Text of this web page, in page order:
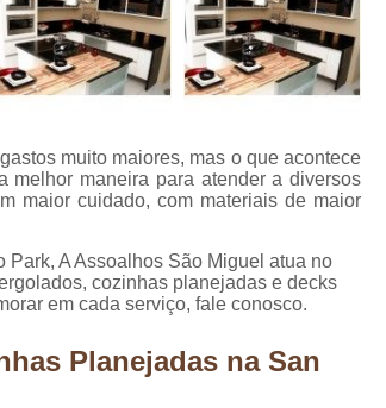
Marcenaria com Móveis Planejados
Marcenaria de Personalização de
Marcenaria de Planejado para Residência
Marcenaria de Planejados para Quarto
Empresa de Móveis Planejados
Loja
Móveis Planejados em São
Móveis Planejados para Apartamento
Móveis Planejados para Sala de
muito maiores, mas o que acontece
maneira para atender a diversos
maior cuidado, com materiais de maior
A Assoalhos São Miguel atua no
cozinhas planejadas e decks
em cada serviço, fale conosco.
Planejadas na San